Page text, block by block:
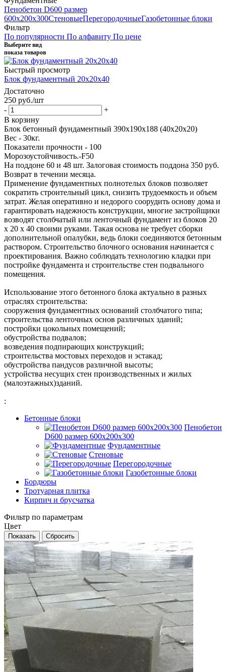
Пенобетон D600 размер
600х200х300СтеновыеПерегородочныеГазобетонные блоки
Фильтр
По популярности По алфавиту По цене
Выберите вид
показа товаров
Быстрый просмотр
Блок фундаментный 20x20x40
Достаточно
250 руб./шт
-
+
В корзину
Блок бетонный фундаментный 390х190х188 (40х20х20)
Вес - 30кг.
Показатели прочности - 100
Морозоустойчивость.-F50
На поддоне 60 и 48 шт. Залоговая стоимость поддона 350 руб.
Возврат в течении месяца.
Применение фундаментных полнотелых блоков позволяет
сократить строительный цикл, снизить трудоемкость и объем
затрат. Желая оперативно и недорого соорудить основу дома и
гарантировать надежность конструкции, многие застройщики
возводят столбчатый или ленточный фундамент из блоков 20
х 20 х 40 своими руками. Такая основа не требует сборки
дополнительной опалубки, ведь блоки соединяются бетонным
раствором. Строительство блочного основания начинается с
проектирования. Важно соблюдать технологию кладки при
постройке фундамента и строительстве стен подвального
помещения.
Использование этого бетонного блока актуально в разных
отраслях строительства:
сооружения фундаментных оснований столбчатого типа;
строительства ленточных основ различных зданий;
постройки цокольных помещений;
обустройства подвалов;
возведения подпирающих конструкций;
строительства мостовых переходов и эстакад;
обустройства пандусов различной высоты;
устройства несущих стен производственных и жилых
(малоэтажных)зданий.
:
Бетонные блоки
Пенобетон
D600 размер 600х200х300
Фундаментные
Стеновые
Перегородочные
Газобетонные блоки
Бордюры
Тротуарная плитка
Кирпич и брусчатка
Фильтр по параметрам
Цвет
Сбросить